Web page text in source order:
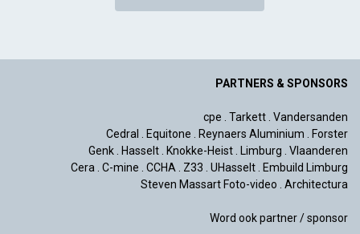
PARTNERS & SPONSORS
cpe Tarkett Vandersanden
Cedral
Equitone Reynaers Aluminium
Forster
Genk
Hasselt Knokke-Heist Limburg
Vlaanderen
Cera
C-mine CCHA Z33 UHasselt
Embuild Limburg
Steven Massart Foto-video
Architectura
Word ook partner / sponsor